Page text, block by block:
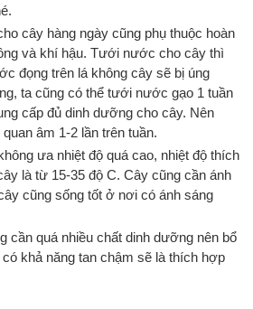
cây hàng ngày cũng phụ thuộc hoàn
và khí hậu. Tưới nước cho cây thì
đọng trên lá không cây sẽ bị úng
ta cũng có thể tưới nước gạo 1 tuần
cấp đủ dinh dưỡng cho cây. Nên
âm 1-2 lần trên tuần.
ưa nhiệt độ quá cao, nhiệt độ thích
là từ 15-35 độ C. Cây cũng cần ánh
cũng sống tốt ở nơi có ánh sáng
cần quá nhiều chất dinh dưỡng nên bổ
khả năng tan chậm sẽ là thích hợp